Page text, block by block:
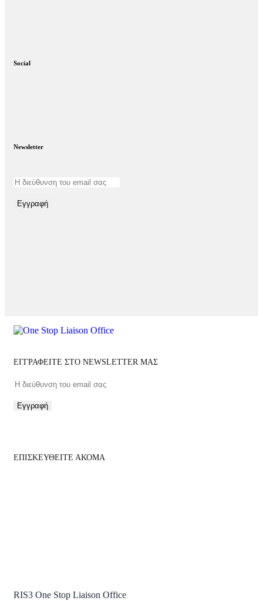
Social
Newsletter
Εγγραφή
ΕΓΓΡΑΦΕΙΤΕ ΣΤΟ NEWSLETTER ΜΑΣ
Εγγραφή
ΕΠΙΣΚΕΥΘΕΙΤΕ ΑΚΟΜΑ
RIS3 One Stop Liaison Office